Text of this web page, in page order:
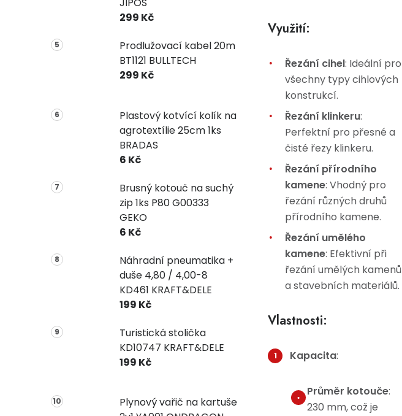
299 Kč
Prodlužovací kabel 20m
BT1121 BULLTECH
299 Kč
Plastový kotvící kolík na
agrotextílie 25cm 1ks
BRADAS
6 Kč
Brusný kotouč na suchý
zip 1ks P80 G00333
GEKO
6 Kč
Náhradní pneumatika +
duše 4,80 / 4,00-8
KD461 KRAFT&DELE
199 Kč
Turistická stolička
KD10747 KRAFT&DELE
199 Kč
Plynový vařič na kartuše
Využití:
Řezání cihel: Ideální pro
všechny typy cihlových
konstrukcí.
Řezání klinkeru:
Perfektní pro přesné a
čisté řezy klinkeru.
Řezání přírodního
kamene: Vhodný pro
řezání různých druhů
přírodního kamene.
Řezání umělého
kamene: Efektivní při
řezání umělých kamenů
a stavebních materiálů.
Vlastnosti:
Kapacita:
Průměr kotouče:
230 mm, což je